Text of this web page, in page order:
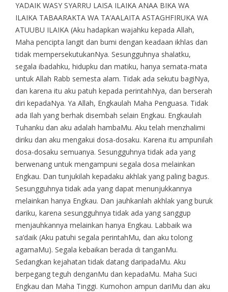
YADAIK WASY SYARRU LAISA ILAIKA ANAA BIKA WA
ILAIKA TABAARAKTA WA TA’AALAITA ASTAGHFIRUKA WA
ATUUBU ILAIKA (Aku hadapkan wajahku kepada Allah,
Maha pencipta langit dan bumi dengan keadaan ikhlas dan
tidak mempersekutukanNya. Sesungguhnya shalatku,
segala ibadahku, hidupku dan matiku, hanya semata-mata
untuk Allah Rabb semesta alam. Tidak ada sekutu bagiNya,
dan karena itu aku patuh kepada perintahNya, dan berserah
diri kepadaNya. Ya Allah, Engkaulah Maha Penguasa. Tidak
ada Ilah yang berhak disembah selain Engkau. Engkaulah
Tuhanku dan aku adalah hambaMu. Aku telah menzhalimi
diriku dan aku mengakui dosa-dosaku. Karena itu ampunilah
dosa-dosaku semuanya. Sesungguhnya tidak ada yang
berwenang untuk mengampuni segala dosa melainkan
Engkau. Dan tunjukilah kepadaku akhlak yang paling bagus.
Sesungguhnya tidak ada yang dapat menunjukkannya
melainkan hanya Engkau. Dan jauhkanlah akhlak yang buruk
dariku, karena sesungguhnya tidak ada yang sanggup
menjauhkannya melainkan hanya Engkau. Labbaik wa
sa’daik (Aku patuhi segala perintahMu, dan aku tolong
agamaMu). Segala kebaikan berada di tanganMu.
Sedangkan kejahatan tidak datang daripadaMu. Aku
berpegang teguh denganMu dan kepadaMu. Maha Suci
Engkau dan Maha Tinggi. Kumohon ampun dariMu dan aku